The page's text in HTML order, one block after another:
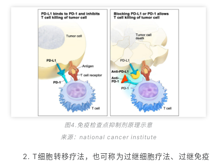
图4.免疫检查点抑制剂原理示意
来源：national cancer institute
2. T细胞转移疗法，也可称为过继细胞疗法、过继免疫